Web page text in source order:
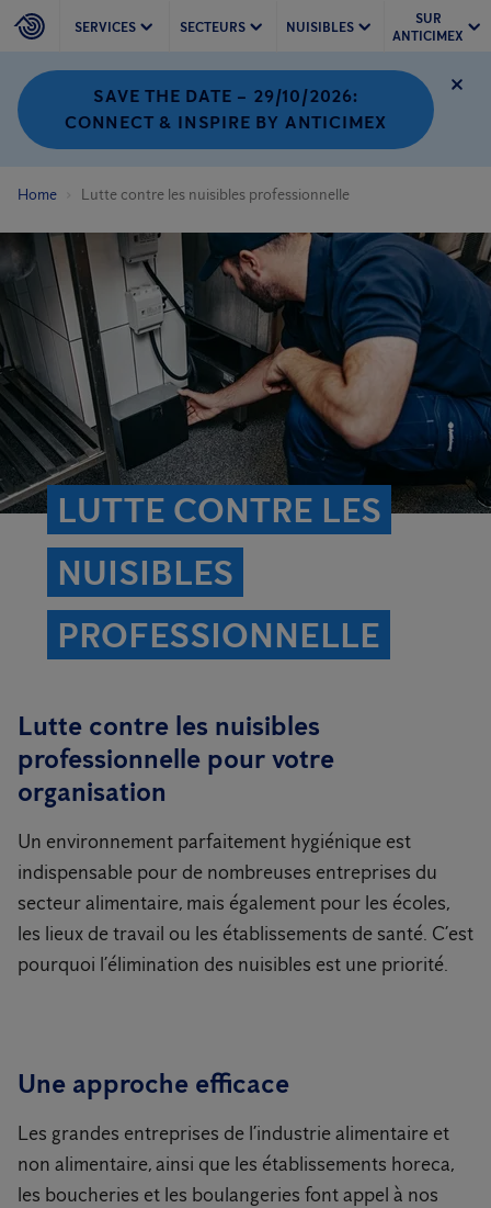
SERVICES SECTEURS NUISIBLES
SUR
ANTICIMEX
SAVE THE DATE – 29/10/2026:
CONNECT & INSPIRE BY ANTICIMEX
Home Lutte contre les nuisibles professionnelle
LUTTE CONTRE LES
NUISIBLES
PROFESSIONNELLE
Lutte contre les nuisibles
professionnelle pour votre
organisation
Un environnement parfaitement hygiénique est
indispensable pour de nombreuses entreprises du
secteur alimentaire, mais également pour les écoles,
les lieux de travail ou les établissements de santé. C’est
pourquoi l’élimination des nuisibles est une priorité.
Une approche efficace
Les grandes entreprises de l’industrie alimentaire et
non alimentaire, ainsi que les établissements horeca,
les boucheries et les boulangeries font appel à nos